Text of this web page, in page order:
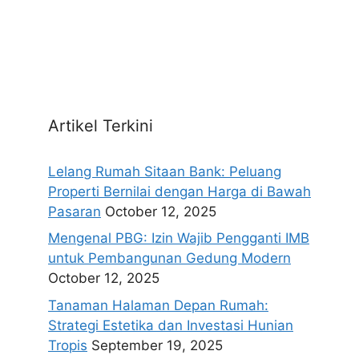
Artikel Terkini
Lelang Rumah Sitaan Bank: Peluang
Properti Bernilai dengan Harga di Bawah
Pasaran October 12, 2025
Mengenal PBG: Izin Wajib Pengganti IMB
untuk Pembangunan Gedung Modern
October 12, 2025
Tanaman Halaman Depan Rumah:
Strategi Estetika dan Investasi Hunian
Tropis September 19, 2025